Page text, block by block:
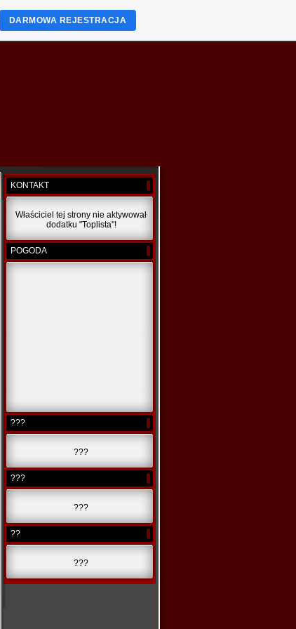
KONTAKT
Właściciel tej strony nie aktywował
dodatku "Toplista"!
POGODA
???
???
???
???
??
???
DARMOWA REJESTRACJA